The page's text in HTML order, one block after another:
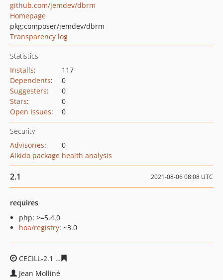
github.com/jemdev/dbrm
Homepage
pkg:composer/jemdev/dbrm
Transparency log
Statistics
Installs:
117
Dependents:
0
Suggesters:
0
Stars:
0
Open Issues: 0
Security
Advisories:
0
Aikido package health analysis
2.1 2021-08-06 08:08 UTC
requires
php: >=5.4.0
hoa/registry: ~3.0
CECILL-2.1
Jean Molliné